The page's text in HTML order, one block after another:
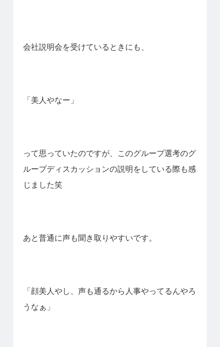
会社説明会を受けているときにも、
「美人やなー」
って思っていたのですが、このグループ選考のグ
ループディスカッションの説明をしている際も感
じました笑
あと普通に声も聞き取りやすいです。
「顔美人やし、声も通るから人事やってるんやろ
うなぁ」